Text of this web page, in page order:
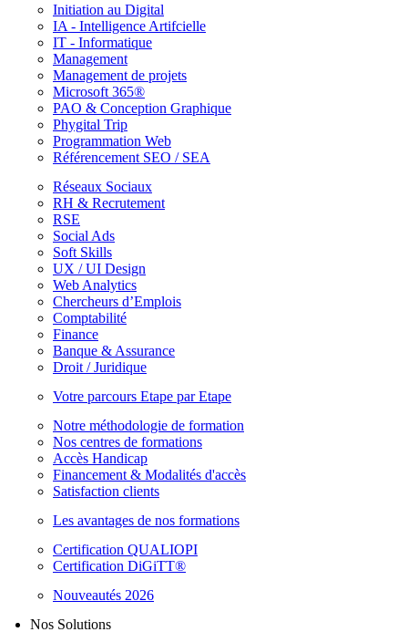
Initiation au Digital
IA - Intelligence Artifcielle
IT - Informatique
Management
Management de projets
Microsoft 365®
PAO & Conception Graphique
Phygital Trip
Programmation Web
Référencement SEO / SEA
Réseaux Sociaux
RH & Recrutement
RSE
Social Ads
Soft Skills
UX / UI Design
Web Analytics
Chercheurs d’Emplois
Comptabilité
Finance
Banque & Assurance
Droit / Juridique
Votre parcours Etape par Etape
Notre méthodologie de formation
Nos centres de formations
Accès Handicap
Financement & Modalités d'accès
Satisfaction clients
Les avantages de nos formations
Certification QUALIOPI
Certification DiGiTT®
Nouveautés 2026
Nos Solutions